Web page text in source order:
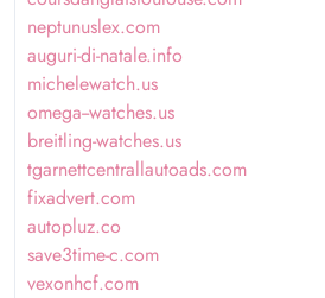
neptunuslex.com
auguri-di-natale.info
michelewatch.us
omega--watches.us
breitling-watches.us
tgarnettcentrallautoads.com
fixadvert.com
autopluz.co
save3time-c.com
vexonhcf.com